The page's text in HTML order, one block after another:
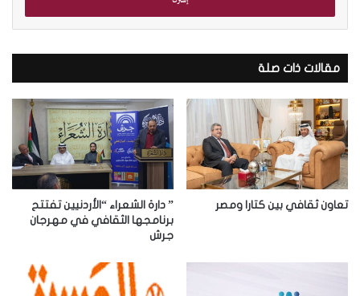
ب
ي
د
ك
ا
ل
إ
ل
ت
ر
مقالات ذات صلة
تعاون ثقافي بين كتارا ومصر
” دارة الشعراء “الأردنيين تفتتح
برنامجها الثقافي في مهرجان
جرش